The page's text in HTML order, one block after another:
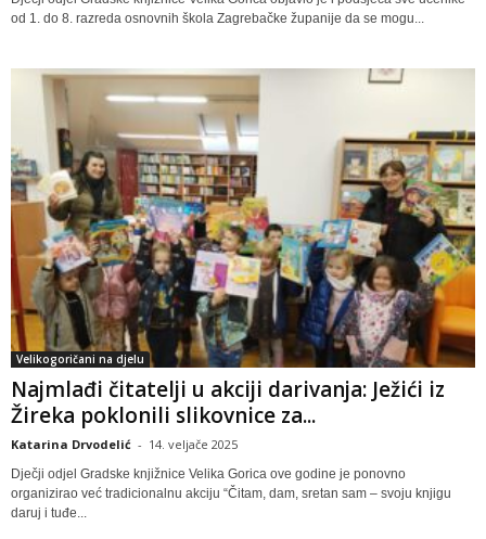
od 1. do 8. razreda osnovnih škola Zagrebačke županije da se mogu...
Velikogoričani na djelu
Najmlađi čitatelji u akciji darivanja: Ježići iz
Žireka poklonili slikovnice za...
Katarina Drvodelić - 14. veljače 2025
Dječji odjel Gradske knjižnice Velika Gorica ove godine je ponovno
organizirao već tradicionalnu akciju “Čitam, dam, sretan sam – svoju knjigu
daruj i tuđe...